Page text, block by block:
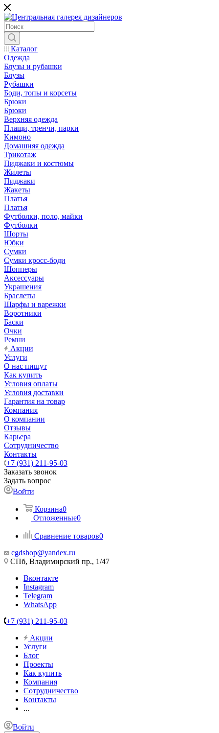
Каталог
Одежда
Блузы и рубашки
Блузы
Рубашки
Боди, топы и корсеты
Брюки
Брюки
Верхняя одежда
Плащи, тренчи, парки
Кимоно
Домашняя одежда
Трикотаж
Пиджаки и костюмы
Жилеты
Пиджаки
Жакеты
Платья
Платья
Футболки, поло, майки
Футболки
Шорты
Юбки
Сумки
Сумки кросс-боди
Шопперы
Аксессуары
Украшения
Браслеты
Шарфы и варежки
Воротники
Баски
Очки
Ремни
Акции
Услуги
О нас пишут
Как купить
Условия оплаты
Условия доставки
Гарантия на товар
Компания
О компании
Отзывы
Карьера
Сотрудничество
Контакты
+7 (931) 211-95-03
Заказать звонок
Задать вопрос
Войти
Корзина0
Отложенные0
Сравнение товаров0
cgdshop@yandex.ru
СПб, Владимирский пр., 1/47
Вконтакте
Instagram
Telegram
WhatsApp
+7 (931) 211-95-03
Акции
Услуги
Блог
Проекты
Как купить
Компания
Сотрудничество
Контакты
...
Войти